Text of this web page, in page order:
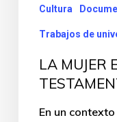
Cultura
Trabajos de
LA MUJER
En un